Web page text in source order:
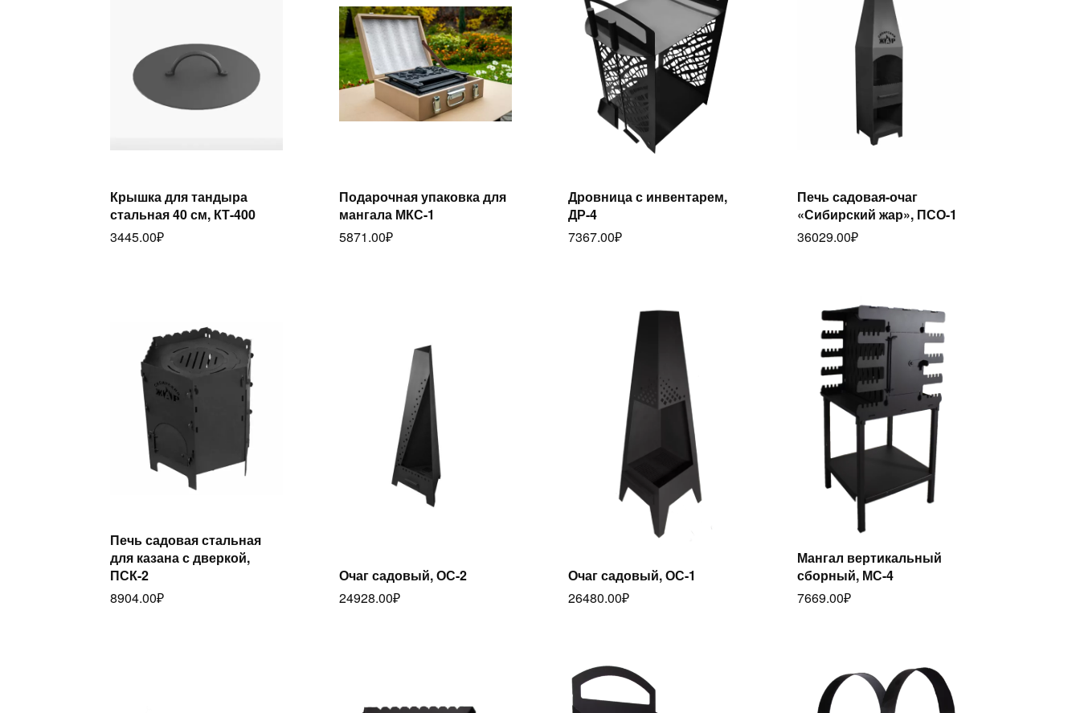
Читать далее
Крышка для тандыра
стальная 40 см, КТ-400
3445.00₽
Подарочная упаковка для
мангала МКС-1
5871.00₽
Дровница с инвентарем,
ДР-4
7367.00₽
Читать далее
Печь садовая-очаг
«Сибирский жар», ПСО-1
36029.00₽
Читать далее
Печь садовая стальная
для казана с дверкой,
ПСК-2
8904.00₽
Очаг садовый, ОС-2
24928.00₽
Очаг садовый, ОС-1
26480.00₽
Читать далее
Мангал вертикальный
сборный, МС-4
7669.00₽